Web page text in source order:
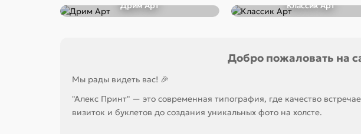
Дрим Арт Классик Арт
Добро пожаловать на
Мы рады видеть вас! 🎉
"Алекс Принт" — это современная типография, где качество
визиток и буклетов до создания уникальных фото на холсте.